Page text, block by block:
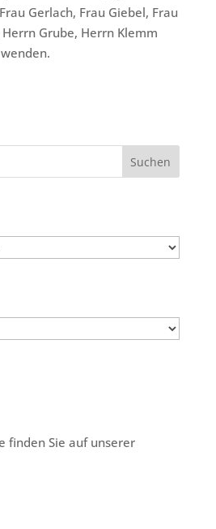
Gerlach, Frau Giebel, Frau
Grube, Herrn Klemm
finden Sie auf unserer